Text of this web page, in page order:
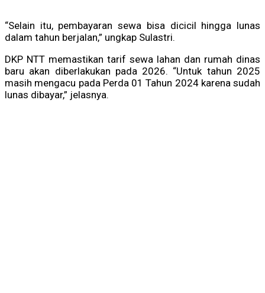
“Selain itu, pembayaran sewa bisa dicicil hingga lunas
dalam tahun berjalan,” ungkap Sulastri.
DKP NTT memastikan tarif sewa lahan dan rumah dinas
baru akan diberlakukan pada 2026. “Untuk tahun 2025
masih mengacu pada Perda 01 Tahun 2024 karena sudah
lunas dibayar,” jelasnya.